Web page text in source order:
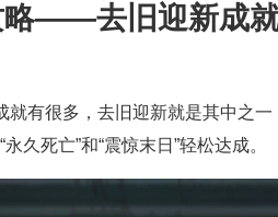
略——去旧迎新成
就有很多，去旧迎新就是其中之
久死亡”和“震惊末日”轻松达成。